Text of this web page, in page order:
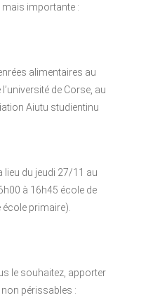
importante :
alimentaires au
de Corse, au
Aiutu studientinu
lieu du jeudi 27/11 au
à 16h45 école de
primaire).
le souhaitez, apporter
périssables :